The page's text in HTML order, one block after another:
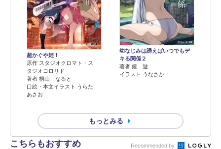
超かぐや姫！
原作 スタジオクロマト・ス
タジオコロリド
著者 桐山 なると
口絵・本文イラスト うらた
あさお
幼なじみは誘えばいつでもデ
キる関係２
著者 鏡 遊
イラスト うなさか
もっとみる
こちらもおすすめ Recommended by